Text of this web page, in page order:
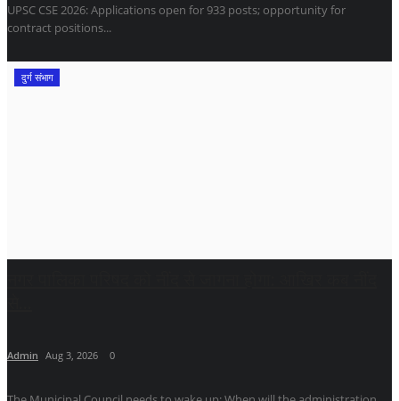
UPSC CSE 2026: Applications open for 933 posts; opportunity for
contract positions...
दुर्ग संभाग
Admin Aug 3, 2026 0